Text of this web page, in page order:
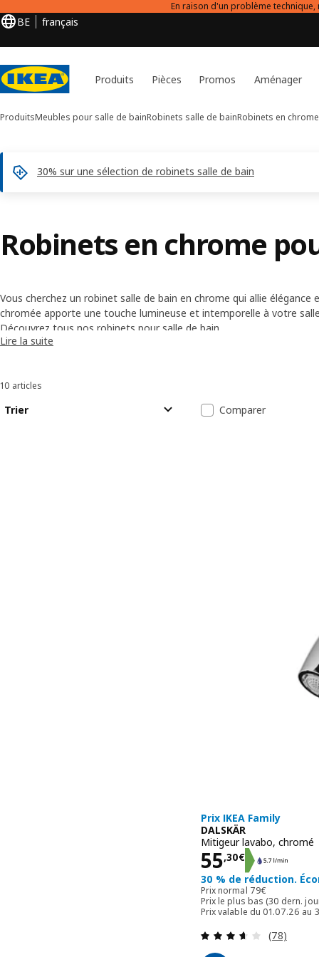
En raison d'un problème
BE français
Produits Pièces Promos Aménager
ProduitsMeubles pour salle de bainRobinets salle de bainRobinets en
30% sur une sélection de robinets salle de bain
Robinets en chrome
Vous cherchez un robinet salle de bain en chrome qui allie
chromée apporte une touche lumineuse et intemporelle à votre
au robinet avec capteur de mouvement.
Découvrez tous nos robinets pour salle de bain
Découvrez tout nos meubles et accessoires pour salle de bain
Lire la suite
Trier et filtrer
10 articles
Trier Liste des
Comparer
Prix IKEA Family
DALSKÄR
Mitigeur lavabo, chromé
55,30€
Prix 55,30€
30 % de réduction.
Prix normal 79€
Prix normal 79€
Prix ​​le plus bas (30 dern.
Prix valable du 01.07.26 au
(78)